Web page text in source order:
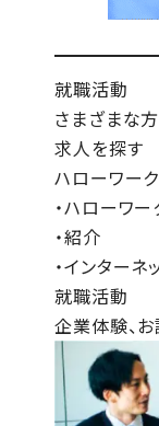
就職活動
さまざまな
求人を探す
ハローワー
・ハローワ
・紹介
・インターネ
就職活動
企業体験、